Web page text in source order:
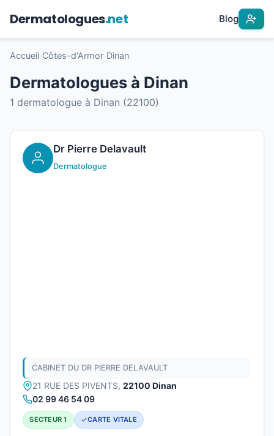
Dermatologues.net Blog
Accueil Côtes-d'Armor Dinan
Dermatologues à Dinan
1 dermatologue à Dinan (22100)
Dr Pierre Delavault
Dermatologue
CABINET DU DR PIERRE DELAVAULT
21 RUE DES PIVENTS, 22100 Dinan
02 99 46 54 09
SECTEUR 1 CARTE VITALE